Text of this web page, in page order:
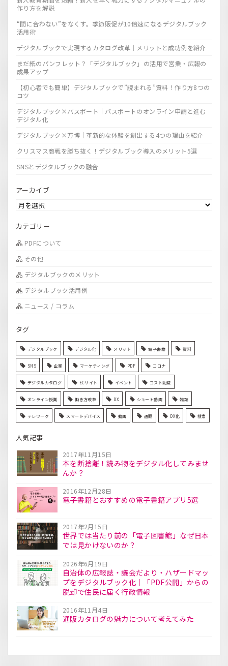
作り方を解説
“間に合わない”をなくす。季節販促が10倍速になるデジタルブック
活用術
デジタルブックで実現するカタログ改革｜メリットと成功例を紹介
まだ紙のパンフレット？「デジタルブック」の活用で営業・広報の
成果アップ
【初心者でも簡単】デジタルブックで”読まれる”資料！作り方8つの
コツ
デジタルブック×パスポート｜パスポートのオンライン申請と進む
デジタル化
デジタルブック×万博｜革新的な体験を創出する4つの理由を紹介
クリスマス商戦を勝ち抜く！デジタルブック導入のメリット5選
SNSとデジタルブックの融合
アーカイブ
カテゴリー
PDFについて
その他
デジタルブックのメリット
デジタルブック活用例
ニュース / コラム
タグ
デジタルブック デジタル化 メリット 電子書籍 資料
SNS 企業 マーケティング PDF コロナ
デジタルカタログ ECサイト イベント コスト削減
オンライン授業 働き方改革 DX ショート動画 雑誌
テレワーク スマートデバイス 動画 通販 DX化 検索
人気記事
2017年11月15日
本を断捨離！読み物をデジタル化してみませ
んか？
2016年12月28日
電子書籍とおすすめの電子書籍アプリ5選
2017年2月15日
世界では当たり前の「電子図書館」なぜ日本
では見かけないのか？
2026年6月19日
自治体の広報誌・議会だより・ハザードマッ
プをデジタルブック化｜「PDF公開」からの
脱却で住民に届く行政情報
2016年11月4日
通販カタログの魅力について考えてみた